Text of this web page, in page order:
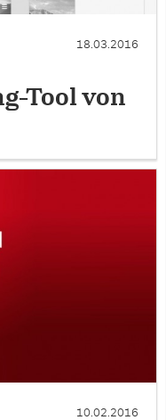
18.03.2016
Tool von
10.02.2016